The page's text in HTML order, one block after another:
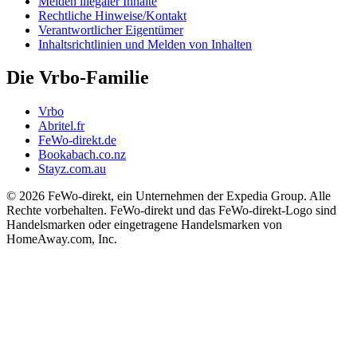
Rechtliche Hinweise/Kontakt
Verantwortlicher Eigentümer
Inhaltsrichtlinien und Melden von Inhalten
Die Vrbo-Familie
Vrbo
Abritel.fr
FeWo-direkt.de
Bookabach.co.nz
Stayz.com.au
© 2026 FeWo-direkt, ein Unternehmen der Expedia Group. Alle
Rechte vorbehalten. FeWo-direkt und das FeWo-direkt-Logo sind
Handelsmarken oder eingetragene Handelsmarken von
HomeAway.com, Inc.